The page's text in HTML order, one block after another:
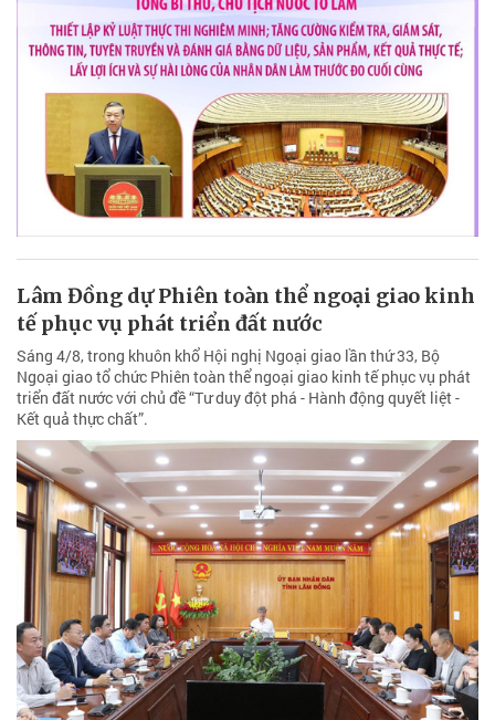
Lâm Đồng dự Phiên toàn thể ngoại giao kinh
tế phục vụ phát triển đất nước
Sáng 4/8, trong khuôn khổ Hội nghị Ngoại giao lần thứ 33, Bộ
Ngoại giao tổ chức Phiên toàn thể ngoại giao kinh tế phục vụ phát
triển đất nước với chủ đề “Tư duy đột phá - Hành động quyết liệt -
Kết quả thực chất”.